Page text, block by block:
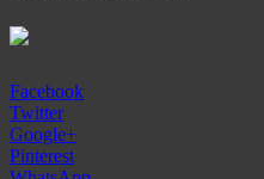
Facebook
Twitter
Google+
Pinterest